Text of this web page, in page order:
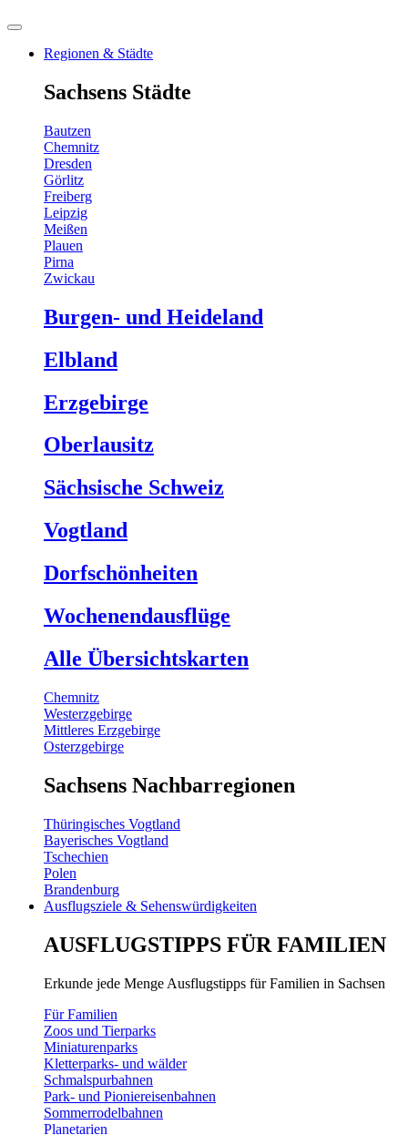
Regionen & Städte
Sachsens Städte
Bautzen
Chemnitz
Dresden
Görlitz
Freiberg
Leipzig
Meißen
Plauen
Pirna
Zwickau
Burgen- und Heideland
Elbland
Erzgebirge
Oberlausitz
Sächsische Schweiz
Vogtland
Dorfschönheiten
Wochenendausflüge
Alle Übersichtskarten
Chemnitz
Westerzgebirge
Mittleres Erzgebirge
Osterzgebirge
Sachsens Nachbarregionen
Thüringisches Vogtland
Bayerisches Vogtland
Tschechien
Polen
Brandenburg
Ausflugsziele & Sehenswürdigkeiten
AUSFLUGSTIPPS FÜR FAMILIEN
Erkunde jede Menge Ausflugstipps für Familien in Sachsen
Für Familien
Zoos und Tierparks
Miniaturenparks
Kletterparks- und wälder
Schmalspurbahnen
Park- und Pioniereisenbahnen
Sommerrodelbahnen
Planetarien